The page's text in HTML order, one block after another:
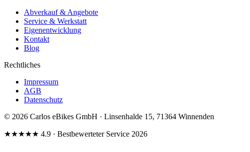
Abverkauf & Angebote
Service & Werkstatt
Eigenentwicklung
Kontakt
Blog
Rechtliches
Impressum
AGB
Datenschutz
© 2026 Carlos eBikes GmbH · Linsenhalde 15, 71364 Winnenden
★★★★★ 4.9 · Bestbewerteter Service 2026